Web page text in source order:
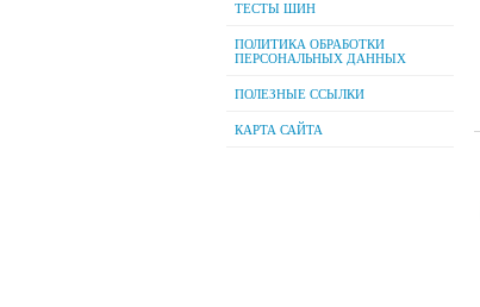
ТЕСТЫ ШИН
ПОЛИТИКА ОБРАБОТКИ
ПЕРСОНАЛЬНЫХ ДАННЫХ
ПОЛЕЗНЫЕ ССЫЛКИ
КАРТА САЙТА